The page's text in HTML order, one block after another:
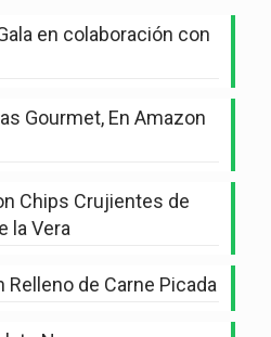
en colaboración con
Gourmet, En Amazon
Chips Crujientes de
la Vera
Relleno de Carne Picada